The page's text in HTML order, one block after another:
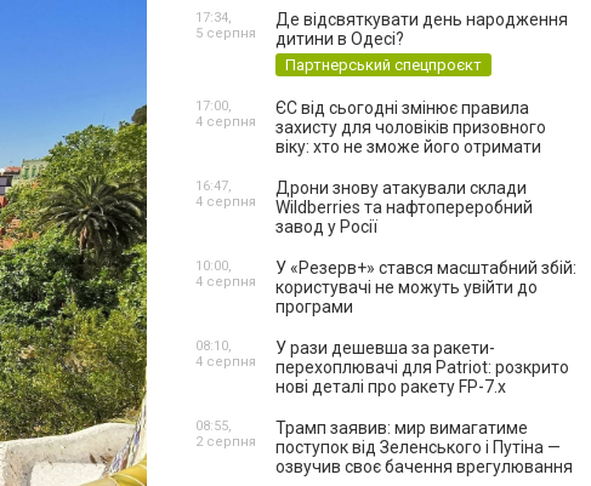
Де відсвяткувати день народження
дитини в Одесі?
Партнерський спецпроєкт
17:34,
5 серпня
ЄС від сьогодні змінює правила
захисту для чоловіків призовного
віку: хто не зможе його отримати
17:00,
4 серпня
Дрони знову атакували склади
Wildberries та нафтопереробний
завод у Росії
16:47,
4 серпня
У «Резерв+» стався масштабний збій:
користувачі не можуть увійти до
програми
10:00,
4 серпня
У рази дешевша за ракети-
перехоплювачі для Patriot: розкрито
нові деталі про ракету FP-7.x
08:10,
4 серпня
Трамп заявив: мир вимагатиме
поступок від Зеленського і Путіна —
озвучив своє бачення врегулювання
08:55,
2 серпня